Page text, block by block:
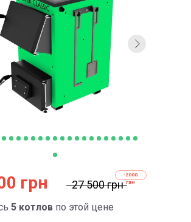
грн 27 500 грн
-2000
грн
5 котлов по этой цене